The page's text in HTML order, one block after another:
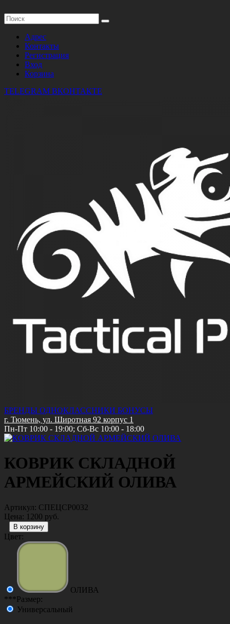
Адрес
Контакты
Регистрация
Вход
Корзина
TELEGRAM ВКОНТАКТЕ
БРЕНДЫ ОДНОКЛАССНИКИ БОНУСЫ
г. Тюмень, ул. Широтная 92 корпус 1
Пн-Пт 10:00 - 19:00; Сб-Вс 10:00 - 18:00
КОВРИК СКЛАДНОЙ
АРМЕЙСКИЙ ОЛИВА
Артикул: СПЕЦСР0032
Цена: 1200 руб.
Цвет:
ОЛИВА
***Размер:
Универсальный